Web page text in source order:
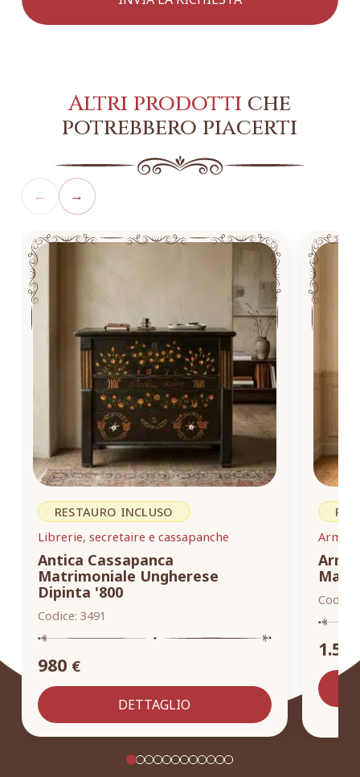
Altri prodotti che
potrebbero piacerti
← →
RESTAURO INCLUSO
Librerie, secretaire e cassapanche
Antica Cassapanca
Matrimoniale Ungherese
Dipinta '800
Codice: 3491
980 €
DETTAGLIO
Codice: